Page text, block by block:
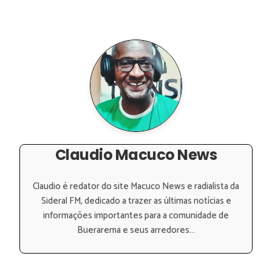
Claudio Macuco News
Claudio é redator do site Macuco News e radialista da
Sideral FM, dedicado a trazer as últimas notícias e
informações importantes para a comunidade de
Buerarema e seus arredores...